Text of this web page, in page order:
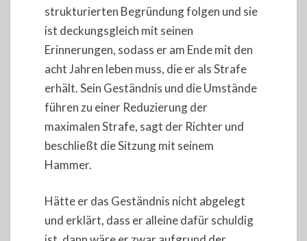
strukturierten Begründung folgen und sie
ist deckungsgleich mit seinen
Erinnerungen, sodass er am Ende mit den
acht Jahren leben muss, die er als Strafe
erhält. Sein Geständnis und die Umstände
führen zu einer Reduzierung der
maximalen Strafe, sagt der Richter und
beschließt die Sitzung mit seinem
Hammer.
Hätte er das Geständnis nicht abgelegt
und erklärt, dass er alleine dafür schuldig